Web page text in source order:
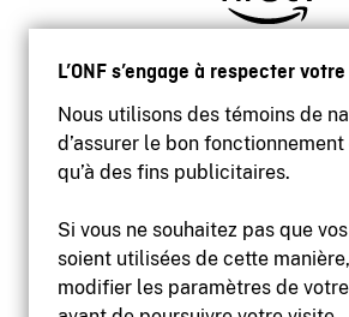
L’ONF s’engage à respecter
Nous utilisons des témoins de
d’assurer le bon
qu’à des fins publicitaires.
Si vous ne souhaitez pas que
soient utilisées de cette
modifier les paramètres de
Accessibilité